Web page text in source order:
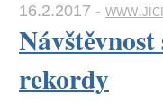
16.2.2017 -
rekordy